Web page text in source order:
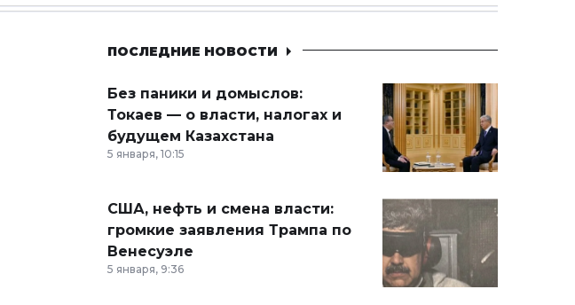
ПОСЛЕДНИЕ НОВОСТИ
Без паники и домыслов:
Токаев — о власти, налогах и
будущем Казахстана
5 января, 10:15
США, нефть и смена власти:
громкие заявления Трампа по
Венесуэле
5 января, 9:36